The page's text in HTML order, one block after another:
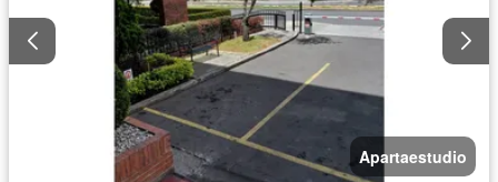
Apartaestudio